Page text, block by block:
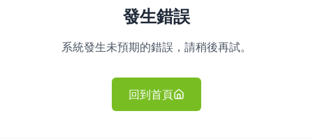
發生錯誤
系統發生未預期的錯誤，請稍後再試。
回到首頁